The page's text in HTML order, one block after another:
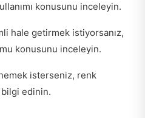
konusunu inceleyin.
hale getirmek istiyorsanız,
konusunu inceleyin.
isterseniz, renk
bilgi edinin.